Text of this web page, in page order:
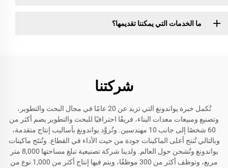
ما الخدمات التي يمكننا تقديمها؟
شركتنا
تُكمل خبرة يواندونغ التي تزيد عن 20 عامًا في مجال البحث والتطوير،
وتصنيع ومبيعات معدات البناء، فريقًا احترافيًا للبحث والتطوير يضم أكثر من
60 شخصًا إلى جانب 10 مهندسين. وتُزوَّد يواندونغ بأساليب إنتاج متقدمة،
وبالتالي تُنتج أعلى الماكينات جودة من حيث الأداء في القطاع. وتُنتَج ماكينات
يواندونغ وتُشحن حول العالم. ولدينا شركة تصنيعية تبلغ مساحتها 8,000 متر
مربع، وتوظف أكثر من 300 موظفًا، ويتم فيها إنتاج أكثر من 1,000 نوع من